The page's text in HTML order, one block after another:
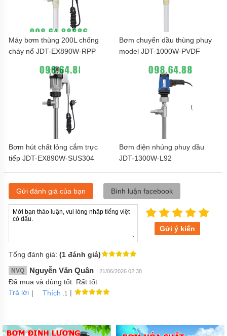
Máy bơm thùng 200L chống
cháy nổ JDT-EX890W-RPP
Bơm chuyển dầu thùng phuy
model JDT-1000W-PVDF
Bơm hút chất lỏng cắm trực
tiếp JDT-EX890W-SUS304
Bơm điện nhúng phuy dầu
JDT-1300W-L92
Gửi đánh giá của bạn Bình luận facebook
Gửi ý kiến
Tổng đánh giá: (1 đánh giá)
NVQ Nguyễn Văn Quân | 21/06/2026 02:38
Đã mua và dùng tốt. Rất tốt
Trả lời | Thích .1 |